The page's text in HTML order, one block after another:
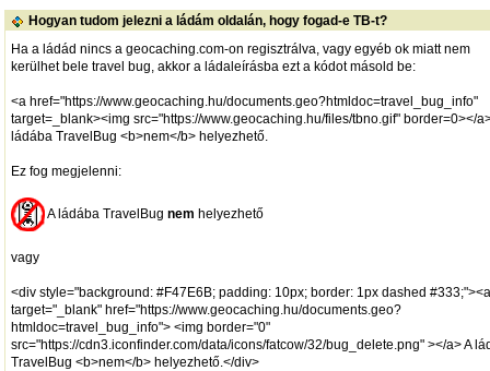
Hogyan tudom jelezni a ládám oldalán, hogy fogad-e TB-t?
Ha a ládád nincs a geocaching.com-on regisztrálva, vagy egyéb ok miatt nem
kerülhet bele travel bug, akkor a ládaleírásba ezt a kódot másold be:
<a href="https://www.geocaching.hu/documents.geo?htmldoc=travel_bug_info"
target=_blank><img src="https://www.geocaching.hu/files/tbno.gif" border=0></
ládába TravelBug <b>nem</b> helyezhető.
Ez fog megjelenni:
A ládába TravelBugnem helyezhető
vagy
<div style="background: #F47E6B; padding: 10px; border: 1px dashed
target="_blank" href="https://www.geocaching.hu/documents.geo?
htmldoc=travel_bug_info"> <img border="0"
src="https://cdn3.iconfinder.com/data/icons/fatcow/32/bug_delete.png" ></a> A
TravelBug <b>nem</b> helyezhető.</div>